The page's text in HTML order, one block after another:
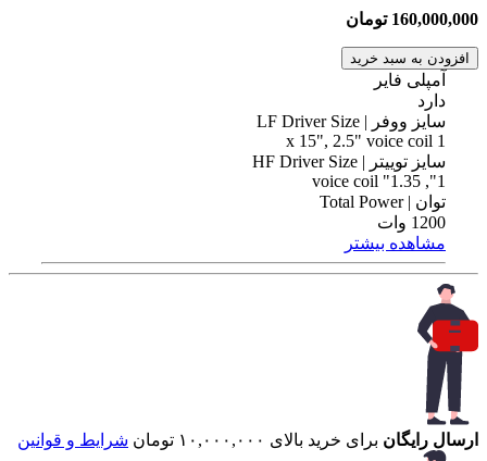
160,000,000 تومان
افزودن به سبد خرید
آمپلی فایر
دارد
سایز ووفر | LF Driver Size
1 x 15", 2.5" voice coil
سایز توییتر | HF Driver Size
1", 1.35" voice coil
توان | Total Power
1200 وات
مشاهده بیشتر
ارسال رایگان برای خرید بالای ۱۰,۰۰۰,۰۰۰ تومان شرایط و قوانین